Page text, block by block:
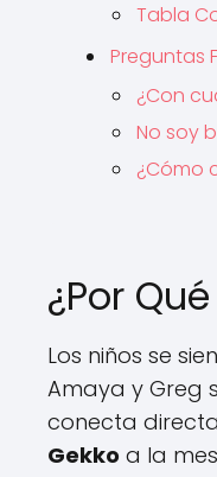
Tabla
Preguntas
¿Con
No soy
¿Cómo
¿Por
Los niños se
Amaya y Greg
conecta
Gekko a la